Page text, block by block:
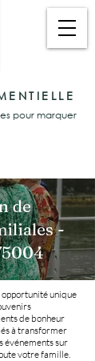
pour marquer
de
-
unique
de bonheur
à transformer
événements sur
votre famille.